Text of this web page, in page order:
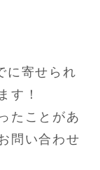
に寄せられ
す！
たことがあ
問い合わせ